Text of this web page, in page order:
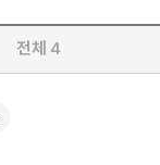
전체 4